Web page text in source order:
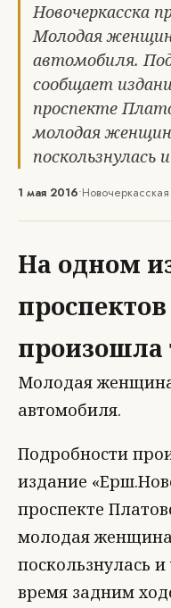
Новочеркасска
Молодая
автомобиля.
сообщает
проспекте
молодая
поскользнулась
1 мая 2016•
На одном
произошла
Молодая
автомобиля.
Подробности
издание
проспекте
молодая
поскользнулась
время задним